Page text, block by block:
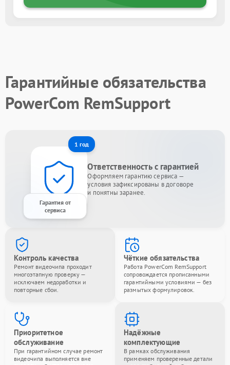
Гарантийные обязательства
PowerCom RemSupport
1 год
Гарантия от
сервиса
Ответственность с гарантией
Оформляем гарантию сервиса —
условия зафиксированы в договоре
и понятны заранее.
Контроль качества
Ремонт видеочипа проходит
многоэтапную проверку —
исключаем недоработки и
повторные сбои.
Чёткие обязательства
Работа PowerCom RemSupport
сопровождается прописанными
гарантийными условиями — без
размытых формулировок.
Приоритетное
обслуживание
При гарантийном случае ремонт
видеочипа выполняется вне
Надёжные
комплектующие
В рамках обслуживания
применяем проверенные детали